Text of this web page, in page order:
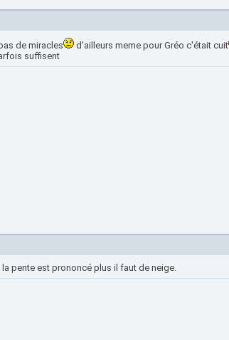
de miracles d'ailleurs meme pour Gréo c'était cuit
suffisent
pente est prononcé plus il faut de neige.